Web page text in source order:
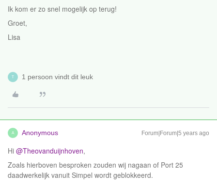
Ik kom er zo snel mogelijk op terug!
Groet,
Lisa
T 1 persoon vindt dit leuk
A Anonymous Forum|Forum|5 years ago
Hi @Theovanduijnhoven,
Zoals hierboven besproken zouden wij nagaan of Port 25
daadwerkelijk vanuit Simpel wordt geblokkeerd.